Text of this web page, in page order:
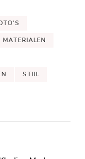
MATERIALEN
STIJL